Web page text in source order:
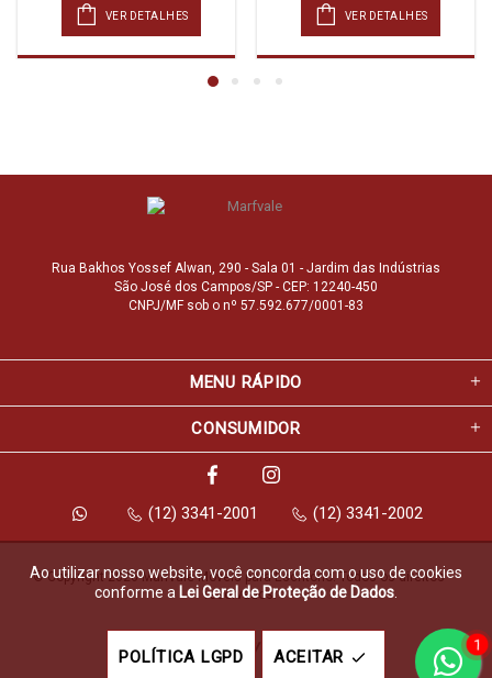
VER DETALHES VER DETALHES
Rua Bakhos Yossef Alwan, 290 - Sala 01 - Jardim das Indústrias
São José dos Campos/SP - CEP: 12240-450
CNPJ/MF sob o nº 57.592.677/0001-83
MENU RÁPIDO
CONSUMIDOR
(12) 3341-2001 (12) 3341-2002
© Copyright 2026 Marfvale Móveis para Escritório. Todos os direitos
reservados.
Feito com pela
Ao utilizar nosso website, você concorda com o uso de cookies
conforme a Lei Geral de Proteção de Dados
POLÍTICA LGPD ACEITAR
1